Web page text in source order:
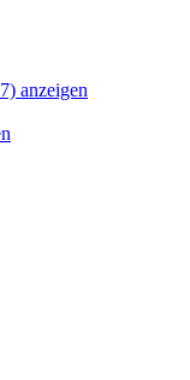
anzeigen